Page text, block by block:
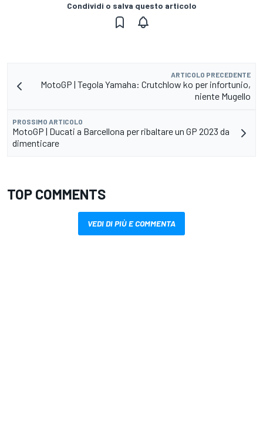
Condividi o salva questo articolo
ARTICOLO PRECEDENTE
MotoGP | Tegola Yamaha: Crutchlow ko per infortunio,
niente Mugello
PROSSIMO ARTICOLO
MotoGP | Ducati a Barcellona per ribaltare un GP 2023 da
dimenticare
TOP COMMENTS
VEDI DI PIÙ E COMMENTA